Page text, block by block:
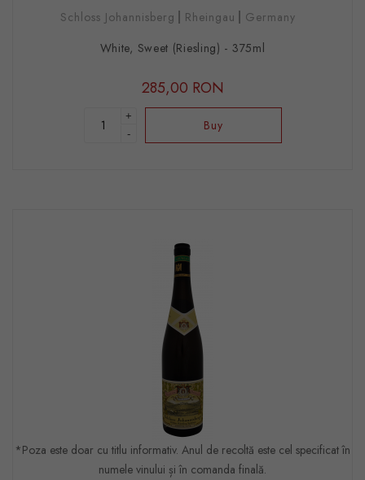
Schloss Johannisberg Rheingau
Germany
White, Sweet (Riesling) - 375ml
285,00 RON
+
-
Buy
*Poza este doar cu titlu informativ. Anul de recoltă este cel specificat în
numele vinului și în comanda finală.